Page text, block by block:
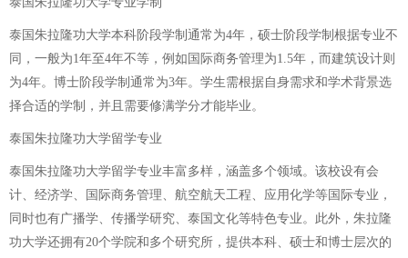
泰国朱拉隆功大学本科阶段学制通常为4年，硕士阶段学制根据专业不
同，一般为1年至4年不等，例如国际商务管理为1.5年，而建筑设计则
为4年。博士阶段学制通常为3年。学生需根据自身需求和学术背景选
择合适的学制，并且需要修满学分才能毕业。
泰国朱拉隆功大学留学专业
泰国朱拉隆功大学留学专业丰富多样，涵盖多个领域。该校设有会
计、经济学、国际商务管理、航空航天工程、应用化学等国际专业，
同时也有广播学、传播学研究、泰国文化等特色专业。此外，朱拉隆
功大学还拥有20个学院和多个研究所，提供本科、硕士和博士层次的